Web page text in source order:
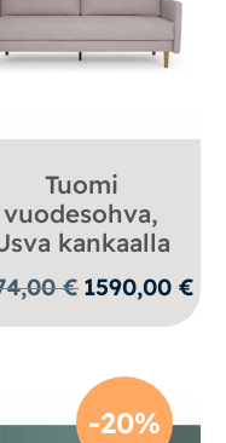
Tuomi
vuodesohva,
kankaalla
€ Alkuperäinen
1590,00€
hinta
-20%